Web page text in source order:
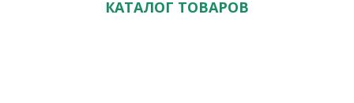
КАТАЛОГ ТОВАРОВ